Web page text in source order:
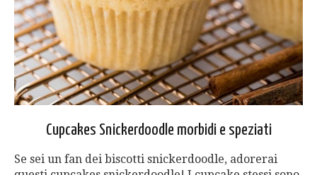
Cupcakes Snickerdoodle morbidi e speziati
Se sei un fan dei biscotti snickerdoodle, adorerai